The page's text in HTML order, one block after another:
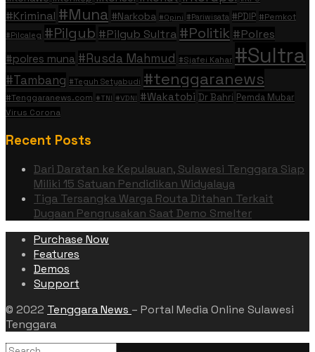
#Kriminal #Muna #Narkoba #Opini #Pariwisata #PDIP #Pemkot
#Pilcaleg #Pilgub #Pilgub Sultra #Politik #Polres
#polres muna #Rusda Mahmud #Sjafei Kahar #Sultra
#Tambang #Teguh Setyabudi #tenggaranews
#Tenggaranews.com #TNI #VDNI #Wakatobi Dr Bahri Pemda Mubar
Virus Corona
Recent Posts
Dari Daratan ke Kepulauan, Sulawesi Tenggara Siap
Miliki 15 Satuan Pendidikan Widyalaya
Tiga Tersangka Warga Routa Ditahan Terkait
Dugaan Pengrusakan Saat Demo Smelter
Purchase Now
Features
Demos
Support
© 2022 Tenggara News – Portal Media Online Sulawesi
Tenggara